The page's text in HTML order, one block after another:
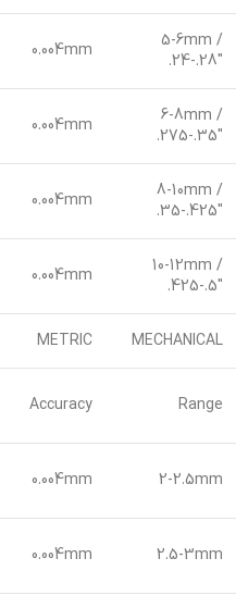
5-6mm /
.24-.28″
0.004mm
6-8mm /
.275-.35″
0.004mm
8-10mm /
.35-.425″
0.004mm
10-12mm /
.425-.5″
0.004mm
MECHANICAL
METRIC
Range
Accuracy
2-2.5mm
0.004mm
2.5-3mm
0.004mm